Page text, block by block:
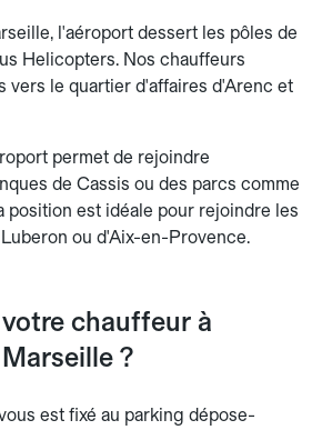
l'aéroport dessert les pôles de
Helicopters. Nos chauffeurs
vers le quartier d'affaires d'Arenc et
permet de rejoindre
de Cassis ou des parcs comme
position est idéale pour rejoindre les
ou d'Aix-en-Provence.
chauffeur à
?
est fixé au parking dépose-